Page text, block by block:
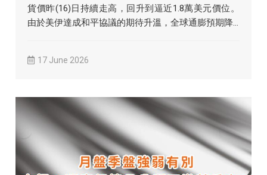
貨價昨(16)日持續走高，回升到逼近1.8萬美元價位。
由於美伊達成和平協議的期待升溫，全球通膨預期降...
17 June 2026